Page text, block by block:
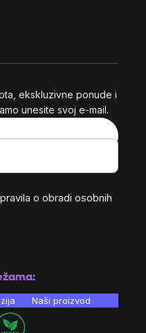
ekskluzivne ponude i
unesite svoj e-mail.
pravila o obradi osobnih
Naši proizvodi su